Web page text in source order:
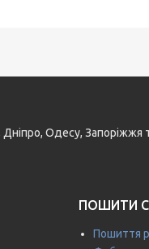
Одесу, Запоріжжя
ПОШИТИ
Пошиття